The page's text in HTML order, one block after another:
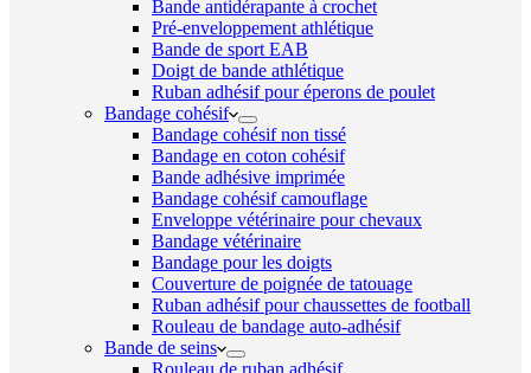
Bande antidérapante à crochet
Pré-enveloppement athlétique
Bande de sport EAB
Doigt de bande athlétique
Ruban adhésif pour éperons de poulet
Bandage cohésif
Bandage cohésif non tissé
Bandage en coton cohésif
Bande adhésive imprimée
Bandage cohésif camouflage
Enveloppe vétérinaire pour chevaux
Bandage vétérinaire
Bandage pour les doigts
Couverture de poignée de tatouage
Ruban adhésif pour chaussettes de football
Rouleau de bandage auto-adhésif
Bande de seins
Rouleau de ruban adhésif